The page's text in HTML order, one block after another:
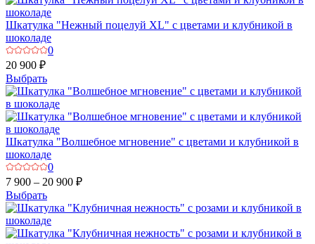
Шкатулка "Нежный поцелуй XL" с цветами и клубникой в
шоколаде
0
20 900 ₽
Выбрать
Шкатулка "Волшебное мгновение" с цветами и клубникой в
шоколаде
0
7 900 – 20 900 ₽
Выбрать